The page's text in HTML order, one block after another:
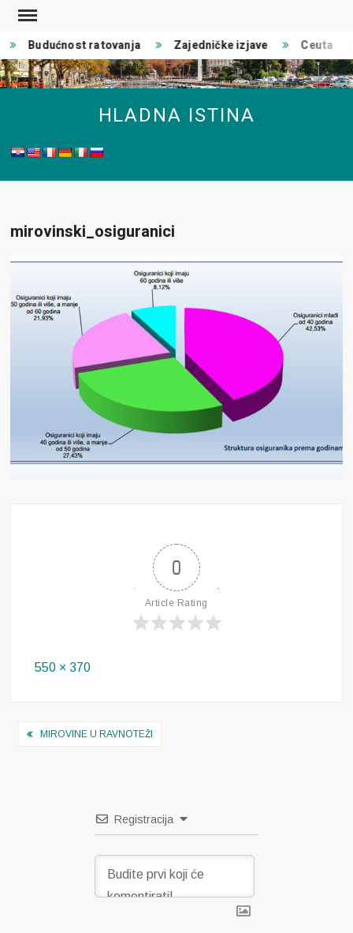
Skip
contentBudućnost ratovanja Zajedničke izjave Ceuta
HLADNA ISTINA
mirovinski_osiguranici
0
Article Rating
Full
550 × 370
Navigacija
MIROVINE U RAVNOTEŽI
Registracija